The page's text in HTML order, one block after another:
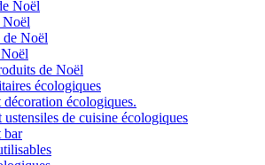
Noël
Noël
de Noël
de Noël
écologiques
décoration écologiques.
ustensiles de cuisine écologiques
bar